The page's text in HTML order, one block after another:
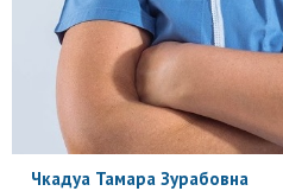
Чкадуа Тамара Зурабовна